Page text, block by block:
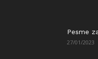
Pesme
27/01/2023